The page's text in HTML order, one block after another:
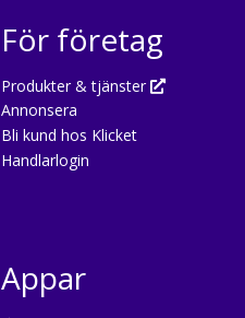
För företag
Produkter & tjänster
Annonsera
Bli kund hos Klicket
Handlarlogin
Appar